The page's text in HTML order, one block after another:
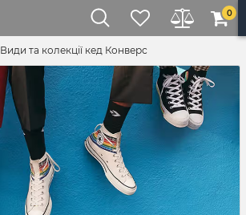
0
Види та колекції кед Конверс